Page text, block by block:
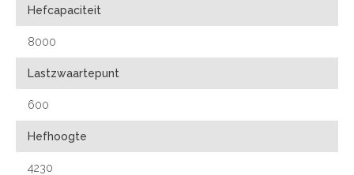
Hefcapaciteit
8000
Lastzwaartepunt
600
Hefhoogte
4230